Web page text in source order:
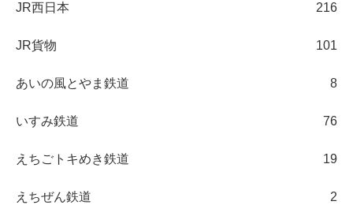
JR西日本 216
JR貨物 101
あいの風とやま鉄道 8
いすみ鉄道 76
えちごトキめき鉄道 19
えちぜん鉄道 2